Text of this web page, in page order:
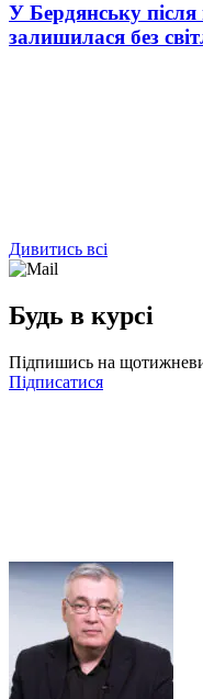
У Бердянську після
залишилася без
Дивитись всі
Будь в курсі
Підпишись на
Підписатися